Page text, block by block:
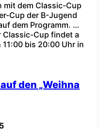
mit dem Classic-Cup
Cup der B-Jugend
dem Programm. Cl
Classic-Cup findet a
bis 20:00 Uhr in
Hier werden die
den „Weihna